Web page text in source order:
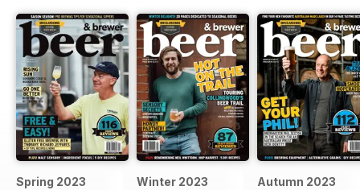
Spring 2023 Winter 2023 Autumn 2023